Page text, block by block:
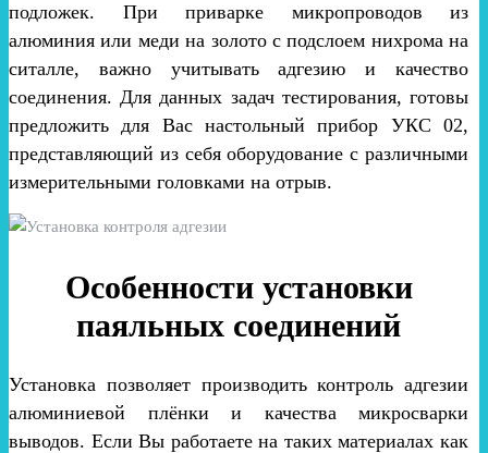
подложек. При приварке микропроводов из
алюминия или меди на золото с подслоем нихрома на
ситалле, важно учитывать адгезию и качество
соединения. Для данных задач тестирования, готовы
предложить для Вас настольный прибор УКС 02,
представляющий из себя оборудование с различными
измерительными головками на отрыв.
Особенности установки
паяльных соединений
Установка позволяет производить контроль адгезии
алюминиевой плёнки и качества микросварки
выводов. Если Вы работаете на таких материалах как